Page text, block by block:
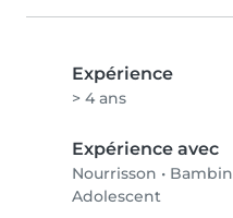
Expérience
> 4 ans
Expérience avec
Nourrisson • Bambin
Adolescent